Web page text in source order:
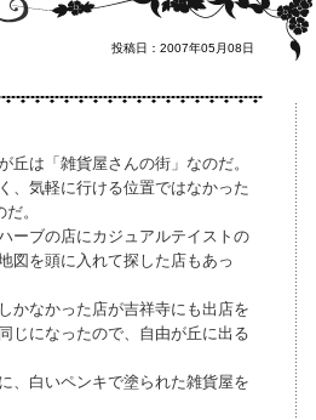
投稿日：2007年05月08日
は「雑貨屋さんの街」なのだ。
、気軽に行ける位置ではなかった
。
ーブの店にカジュアルテイストの
図を頭に入れて探した店もあっ
かなかった店が吉祥寺にも出店を
じになったので、自由が丘に出る
、白いペンキで塗られた雑貨屋を